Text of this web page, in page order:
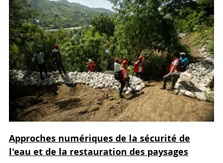
Approches numériques de la sécurité de
l'eau et de la restauration des paysages